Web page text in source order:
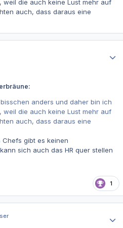
weil die auch keine Lust mehr auf
auch, dass daraus eine
anders und daher bin ich
weil die auch keine Lust mehr auf
auch, dass daraus eine
gibt es keinen
sich auch das HR quer stellen
1